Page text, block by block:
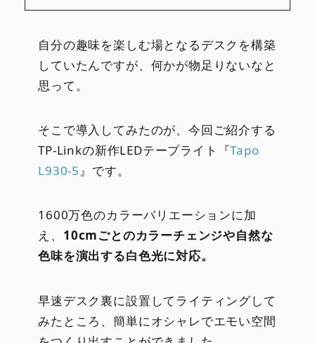
自分の趣味を楽しむ場となるデスクを構築
していたんですが、何かが物足りないなと
思って。
そこで導入してみたのが、今回ご紹介する
TP-Linkの新作LEDテープライト『Tapo
L930-5』です。
1600万色のカラーバリエーションに加
え、 10cmごとのカラーチェンジや自然な
色味を演出する白色光に対応。
早速デスク裏に設置してライティングして
みたところ、簡単にオシャレでエモい空間